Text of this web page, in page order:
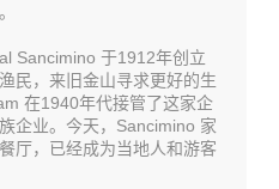
Sancimino 于1912年创立
民，来旧金山寻求更好的生
在1940年代接管了这家企
企业。今天，Sancimino 家
厅，已经成为当地人和游客